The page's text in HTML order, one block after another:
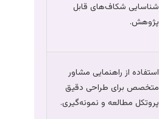
شناسایی شکاف‌های قابل
پژوهش.
استفاده از راهنمایی مشاور
متخصص برای طراحی دقیق
پروتکل مطالعه و نمونه‌گیری.